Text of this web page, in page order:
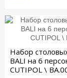
Набор
BALI на 6
CUTIPOL \